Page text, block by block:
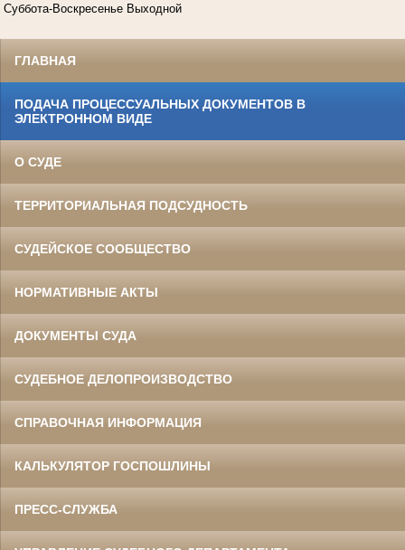
Суббота-Воскресенье Выходной
ГЛАВНАЯ
ПОДАЧА ПРОЦЕССУАЛЬНЫХ ДОКУМЕНТОВ В
ЭЛЕКТРОННОМ ВИДЕ
О СУДЕ
ТЕРРИТОРИАЛЬНАЯ ПОДСУДНОСТЬ
СУДЕЙСКОЕ СООБЩЕСТВО
НОРМАТИВНЫЕ АКТЫ
ДОКУМЕНТЫ СУДА
СУДЕБНОЕ ДЕЛОПРОИЗВОДСТВО
СПРАВОЧНАЯ ИНФОРМАЦИЯ
КАЛЬКУЛЯТОР ГОСПОШЛИНЫ
ПРЕСС-СЛУЖБА